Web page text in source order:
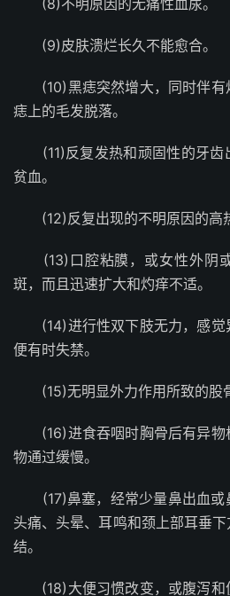
(8)不明原因的无痛性血尿。
(9)皮肤溃烂长久不能愈合。
(10)黑痣突然增大，同时伴有
痣上的毛发脱落。
(11)反复发热和顽固性的牙齿
贫血。
(12)反复出现的不明原因的高
(13)口腔粘膜，或女性外阴
斑，而且迅速扩大和灼痒不适。
(14)进行性双下肢无力，感觉
便有时失禁。
(15)无明显外力作用所致的股骨
(16)进食吞咽时胸骨后有异物
物通过缓慢。
(17)鼻塞，经常少量鼻出血或
头痛、头晕、耳鸣和颈上部耳垂
结。
(18)大便习惯改变，或腹泻和